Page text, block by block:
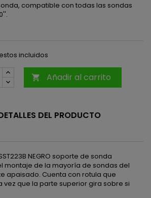
compatible con todas las sondas
incluidos
 Añadir al carrito
DEL PRODUCTO
NEGRO soporte de sonda
montaje de la mayoría de sondas del
apaisado. Cuenta con rotula que
vez que la parte superior gira sobre si